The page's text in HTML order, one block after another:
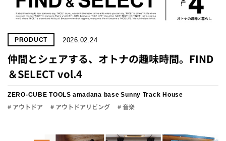
PRODUCT 2026.02.24
仲間とシェアする、オトナの趣味時間。FIND
＆SELECT vol.4
ZERO-CUBE TOOLS amadana base Sunny Track House
# アウトドア # アウトドアリビング # 音楽